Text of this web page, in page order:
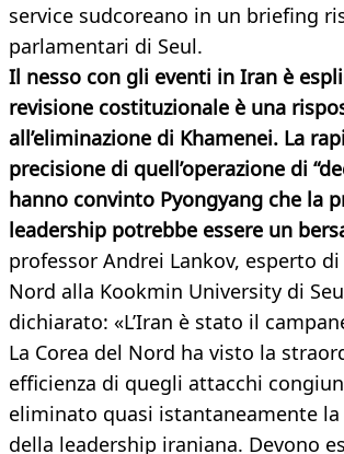
service sudcoreano in un briefing
parlamentari di Seul.
Il nesso con gli eventi in Iran è
revisione costituzionale è una
all’eliminazione di Khamenei. La
precisione di quell’operazione di
hanno convinto Pyongyang che la
leadership potrebbe essere un
professor Andrei Lankov, esperto di
Nord alla Kookmin University di
dichiarato: «L’Iran è stato il
La Corea del Nord ha visto la
efficienza di quegli attacchi
eliminato quasi istantaneamente
della leadership iraniana. Devono